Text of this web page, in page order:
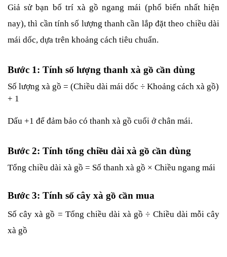
Giả sử bạn bố trí xà gồ ngang mái (phổ biến nhất hiện
nay), thì cần tính số lượng thanh cần lắp đặt theo chiều dài
mái dốc, dựa trên khoảng cách tiêu chuẩn.
Bước 1: Tính số lượng thanh xà gồ cần dùng
Số lượng xà gồ = (Chiều dài mái dốc ÷ Khoảng cách xà gồ)
+ 1
Dấu +1 để đảm bảo có thanh xà gồ cuối ở chân mái.
Bước 2: Tính tổng chiều dài xà gồ cần dùng
Tổng chiều dài xà gồ = Số thanh xà gồ × Chiều ngang mái
Bước 3: Tính số cây xà gồ cần mua
Số cây xà gồ = Tổng chiều dài xà gồ ÷ Chiều dài mỗi cây
xà gồ